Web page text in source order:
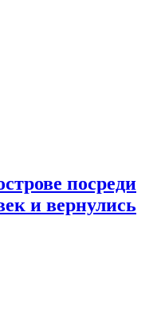
посреди
и вернулись